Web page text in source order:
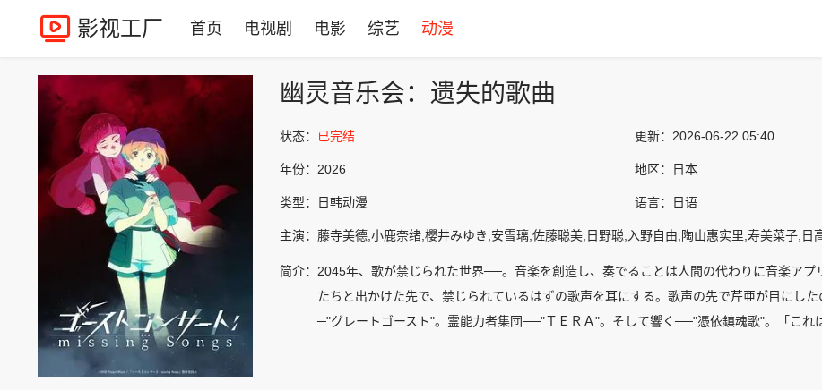
影视工厂 首页 电视剧 电影 综艺 动漫
幽灵音乐会：遗失的歌曲
状态： 已完结 更新： 2026-06-22 05:40
年份： 2026 地区： 日本
类型： 日韩动漫 语言： 日语
主演： 藤寺美德,小鹿奈绪,櫻井みゆき,安雪璃,佐藤聪美,日野聪,入野自由,陶山惠实里,寿美菜子,日
简介： 2045年、歌が禁じられた世界──。音楽を創造し、奏でることは人間の代わりに音楽ア
たちと出かけた先で、禁じられているはずの歌声を耳にする。歌声の先で芹亜が目にし
─"グレートゴースト"。霊能力者集団──"ＴＥＲＡ"。そして響く──"憑依鎮魂歌"。「これ